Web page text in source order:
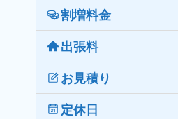
割増料金
出張料
お見積り
定休日